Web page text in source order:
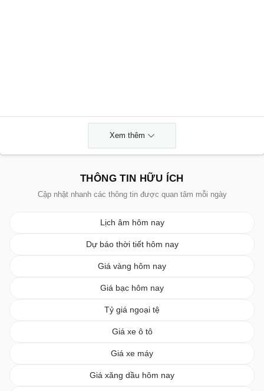
Xem thêm
THÔNG TIN HỮU ÍCH
Cập nhật nhanh các thông tin được quan tâm mỗi ngày
Lịch âm hôm nay
Dự báo thời tiết hôm nay
Giá vàng hôm nay
Giá bạc hôm nay
Tỷ giá ngoại tệ
Giá xe ô tô
Giá xe máy
Giá xăng dầu hôm nay